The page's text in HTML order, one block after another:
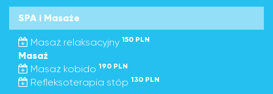
SPA i Masaże
Masaż relaksacyjny 150 PLN
Masaż
Masaż kobido 190 PLN
Refleksoterapia stóp 130 PLN